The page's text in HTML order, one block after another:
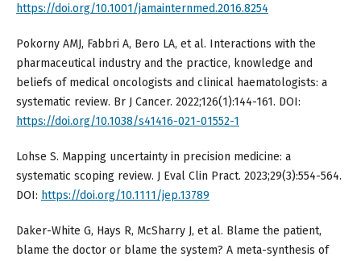
https://doi.org/10.1001/jamainternmed.2016.8254
Pokorny AMJ, Fabbri A, Bero LA, et al. Interactions with the
pharmaceutical industry and the practice, knowledge and
beliefs of medical oncologists and clinical haematologists: a
systematic review. Br J Cancer. 2022;126(1):144-161. DOI:
https://doi.org/10.1038/s41416-021-01552-1
Lohse S. Mapping uncertainty in precision medicine: a
systematic scoping review. J Eval Clin Pract. 2023;29(3):554-564.
DOI: https://doi.org/10.1111/jep.13789
Daker-White G, Hays R, McSharry J, et al. Blame the patient,
blame the doctor or blame the system? A meta-synthesis of